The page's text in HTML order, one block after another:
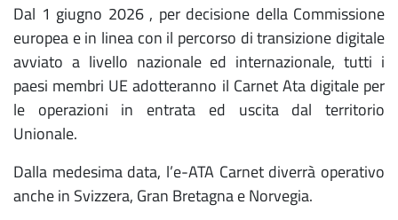
Dal 1 giugno 2026 , per decisione della Commissione
europea e in linea con il percorso di transizione digitale
avviato a livello nazionale ed internazionale, tutti i
paesi membri UE adotteranno il Carnet Ata digitale per
le operazioni in entrata ed uscita dal territorio
Unionale.
Dalla medesima data, l’e-ATA Carnet diverrà operativo
anche in Svizzera, Gran Bretagna e Norvegia.